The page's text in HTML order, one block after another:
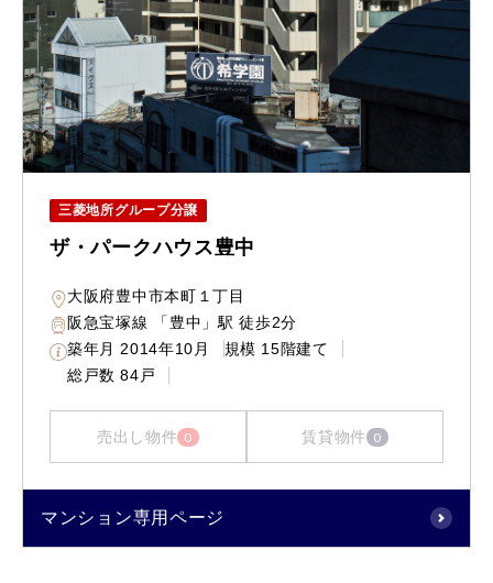
三菱地所グループ分譲
ザ・パークハウス豊中
大阪府豊中市本町１丁目
阪急宝塚線 「豊中」駅 徒歩2分
築年月 2014年10月 規模 15階建て
総戸数 84戸
売出し物件 0 賃貸物件 0
マンション専用ページ